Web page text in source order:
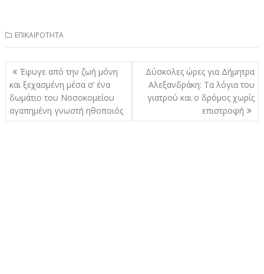
ΕΠΙΚΑΙΡΟΤΗΤΑ
Πλοήγηση
άρθρων
Έφυγε από την ζωή μόνη
και ξεχασμένη μέσα σ’ ένα
δωμάτιο του Νοσοκομείου
αγαπημένη γνωστή ηθοποιός
Δύσκολες ώρες για Δήμητρα
Αλεξανδράκη: Τα λόγια του
γιατρού και ο δρόμος χωρίς
επιστροφή